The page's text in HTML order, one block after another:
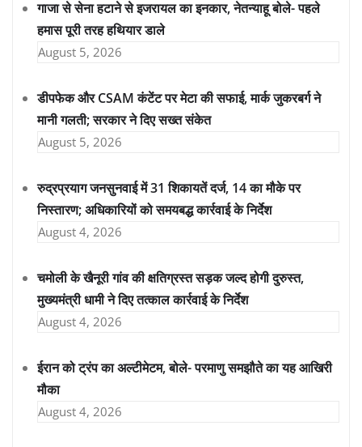
गाजा से सेना हटाने से इजरायल का इनकार, नेतन्याहू बोले- पहले
हमास पूरी तरह हथियार डाले
August 5, 2026
डीपफेक और CSAM कंटेंट पर मेटा की सफाई, मार्क जुकरबर्ग ने
मानी गलती; सरकार ने दिए सख्त संकेत
August 5, 2026
रुद्रप्रयाग जनसुनवाई में 31 शिकायतें दर्ज, 14 का मौके पर
निस्तारण; अधिकारियों को समयबद्ध कार्रवाई के निर्देश
August 4, 2026
चमोली के खैनूरी गांव की क्षतिग्रस्त सड़क जल्द होगी दुरुस्त,
मुख्यमंत्री धामी ने दिए तत्काल कार्रवाई के निर्देश
August 4, 2026
ईरान को ट्रंप का अल्टीमेटम, बोले- परमाणु समझौते का यह आखिरी
मौका
August 4, 2026